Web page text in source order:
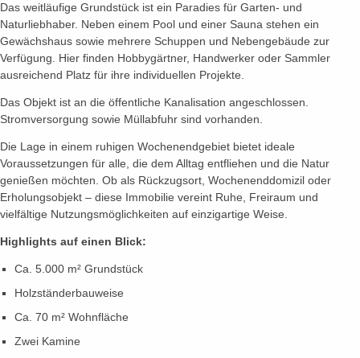
Das weitläufige Grundstück ist ein Paradies für Garten- und
Naturliebhaber. Neben einem Pool und einer Sauna stehen ein
Gewächshaus sowie mehrere Schuppen und Nebengebäude zur
Verfügung. Hier finden Hobbygärtner, Handwerker oder Sammler
ausreichend Platz für ihre individuellen Projekte.
Das Objekt ist an die öffentliche Kanalisation angeschlossen.
Stromversorgung sowie Müllabfuhr sind vorhanden.
Die Lage in einem ruhigen Wochenendgebiet bietet ideale
Voraussetzungen für alle, die dem Alltag entfliehen und die Natur
genießen möchten. Ob als Rückzugsort, Wochenenddomizil oder
Erholungsobjekt – diese Immobilie vereint Ruhe, Freiraum und
vielfältige Nutzungsmöglichkeiten auf einzigartige Weise.
Highlights auf einen Blick:
Ca. 5.000 m² Grundstück
Holzständerbauweise
Ca. 70 m² Wohnfläche
Zwei Kamine